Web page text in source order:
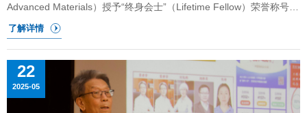
Advanced Materials）授予“终身会士”（Lifetime Fellow）荣誉称号，
以表彰他在新能源材料领域，尤其在原子级超薄材料方向，的前沿探
索与卓越贡献。此次加冕标志着继2021年获颁IAAM青年科学家奖章
成就和贡献的再度高度认可。IAAM是材料学领域享有盛誉的非营利性
国际学术组织，成立于2010年，总部位于瑞典斯德哥尔摩。该协会汇
聚了全球材料科学领域的顶尖科学家，目前拥有来自150个国家的10
22
2025-05